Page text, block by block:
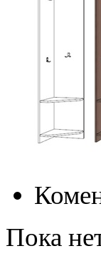
Пока